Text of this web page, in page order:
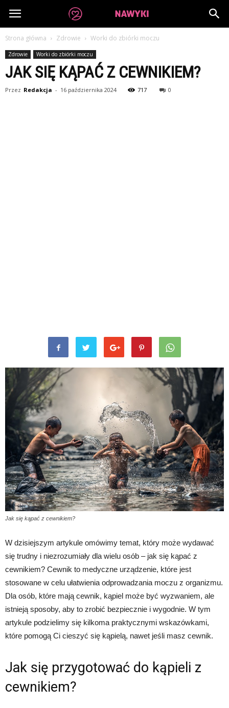
dobrenawyki.pl
Strona główna Zdrowie Worki do zbiórki moczu
Zdrowie Worki do zbiórki moczu
JAK SIĘ KĄPAĆ Z CEWNIKIEM?
Przez Redakcja - 16 października 2024 717 0
Jak się kąpać z cewnikiem?
W dzisiejszym artykule omówimy temat, który może wydawać
się trudny i niezrozumiały dla wielu osób – jak się kąpać z
cewnikiem? Cewnik to medyczne urządzenie, które jest
stosowane w celu ułatwienia odprowadzania moczu z organizmu.
Dla osób, które mają cewnik, kąpiel może być wyzwaniem, ale
istnieją sposoby, aby to zrobić bezpiecznie i wygodnie. W tym
artykule podzielimy się kilkoma praktycznymi wskazówkami,
które pomogą Ci cieszyć się kąpielą, nawet jeśli masz cewnik.
Jak się przygotować do kąpieli z
cewnikiem?